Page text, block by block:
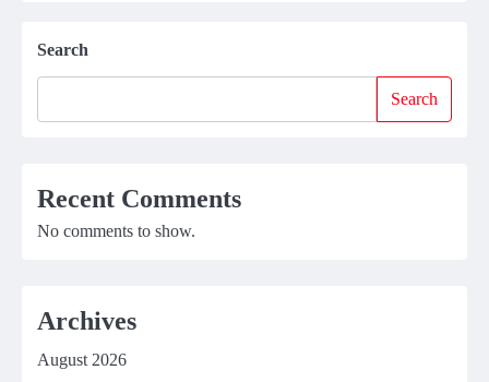
Search
Search
Recent Comments
No comments to show.
Archives
August 2026